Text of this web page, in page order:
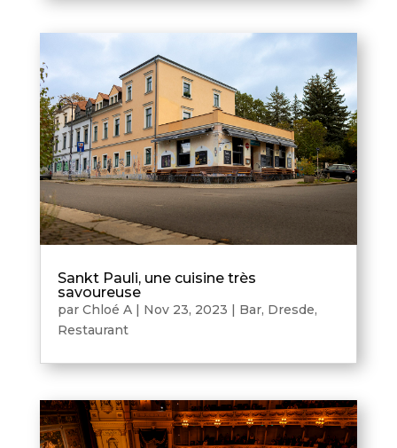
Sankt Pauli, une cuisine très
savoureuse
par Chloé A| Nov 23, 2023 | Bar, Dresde,
Restaurant